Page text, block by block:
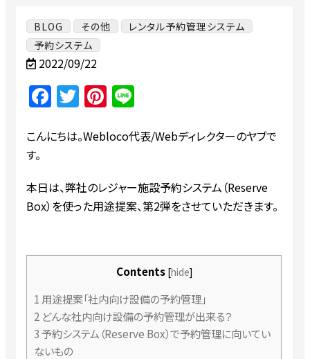
BLOG その他
レンタル予約管理システム
予約システム
2022/09/22
Facebook
TwitterPinterest
こんにちは。Webloco代表/Webディレクターのヤブで
す。
本日は、弊社のレジャー施設予約システム（Reserve
Box）を使った用途提案、第2弾をさせていただきます。
Contents [hide]
1 用途提案「社内向け設備の予約管理」
2 どんな社内向け設備の予約管理が出来る？
3予約システム（Reserve Box）で予約管理に向いてい
ないもの